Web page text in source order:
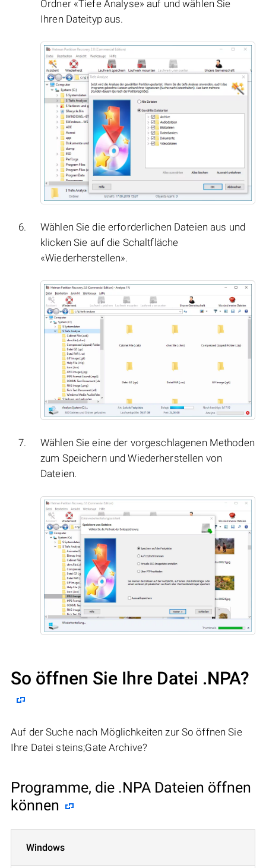
Ordner «Tiefe Analyse» auf und wählen Sie
Ihren Dateityp aus.
Wählen Sie die erforderlichen Dateien aus und
klicken Sie auf die Schaltfläche
«Wiederherstellen».
Wählen Sie eine der vorgeschlagenen Methoden
zum Speichern und Wiederherstellen von
Dateien.
So öffnen Sie Ihre Datei .NPA?
Auf der Suche nach Möglichkeiten zur So öffnen Sie
Ihre Datei steins;Gate Archive?
Programme, die .NPA Dateien öffnen
können
Windows